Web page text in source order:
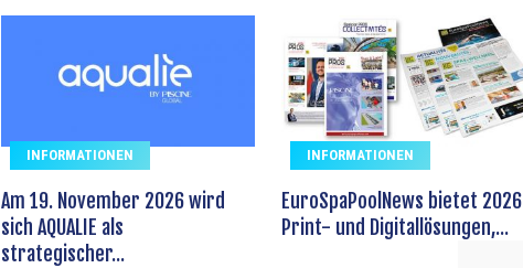
INFORMATIONEN
Am 19. November 2026 wird
sich AQUALIE als
strategischer...
INFORMATIONEN
EuroSpaPoolNews bietet 2026
Print- und Digitallösungen,...